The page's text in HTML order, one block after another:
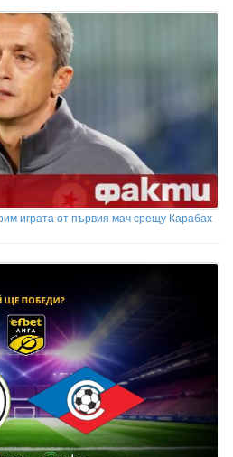
играта от първия мач срещу Карабах